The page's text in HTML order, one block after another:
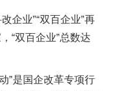
企业”“双百企业”再
“双百企业”总数达
”是国企改革专项行